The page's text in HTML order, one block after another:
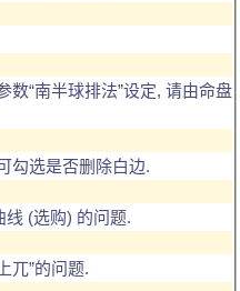
数“南半球排法”设定, 请由命盘
勾选是否删除白边.
线 (选购) 的问题.
兀”的问题.